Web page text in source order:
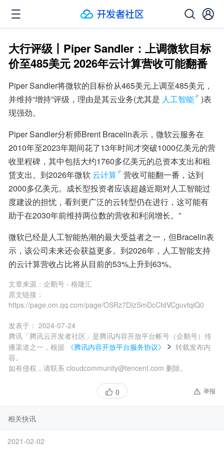
大行评级丨Piper Sandler：上调微软目标
价至485美元 2026年云计算营收可能翻番
Piper Sandler将微软的目标价从465美元上调至485美元，
并维持“增持”评级，理由是其云业务(尤其是 人工智能
)表
现强劲。
Piper Sandler分析师Brent Bracelin表示，微软云服务在
2010年至2023年期间花了13年时间才突破1000亿美元的营
收里程碑，其中包括大约1760多亿美元的总资本支出和租
赁支出。到2026年微软云计算
营收可能翻一番，达到
2000多亿美元。成长型投资者应该超越近期对人工智能过
度建设的担忧，看到更广泛的云转型仍在进行，这可能有
助于在2030年前维持两位数的营收和利润增长。”
微软已经是人工智能热潮的最大受益者之一，但Bracelin表
示，该公司未来还会获益更多。到2026年，人工智能支持
的云计算营收占比将从目前的53%上升到63%。
文章来源： 企鹅号 - 格隆汇
原文链接：
https://page.om.qq.com/page/OSRz7DIzSmDcCfdVCguvtqiQ0
发表于： 2024-07-24
腾讯「腾讯云开发者社区」是腾讯内容开放平台帐号（企鹅号）传
播渠道之一，根据
《腾讯内容开放平台服务协议》
转载发布内
容。
如有侵权，请联系 cloudcommunity@tencent.com 删除。
0 举报
相关快讯
2021-02-02